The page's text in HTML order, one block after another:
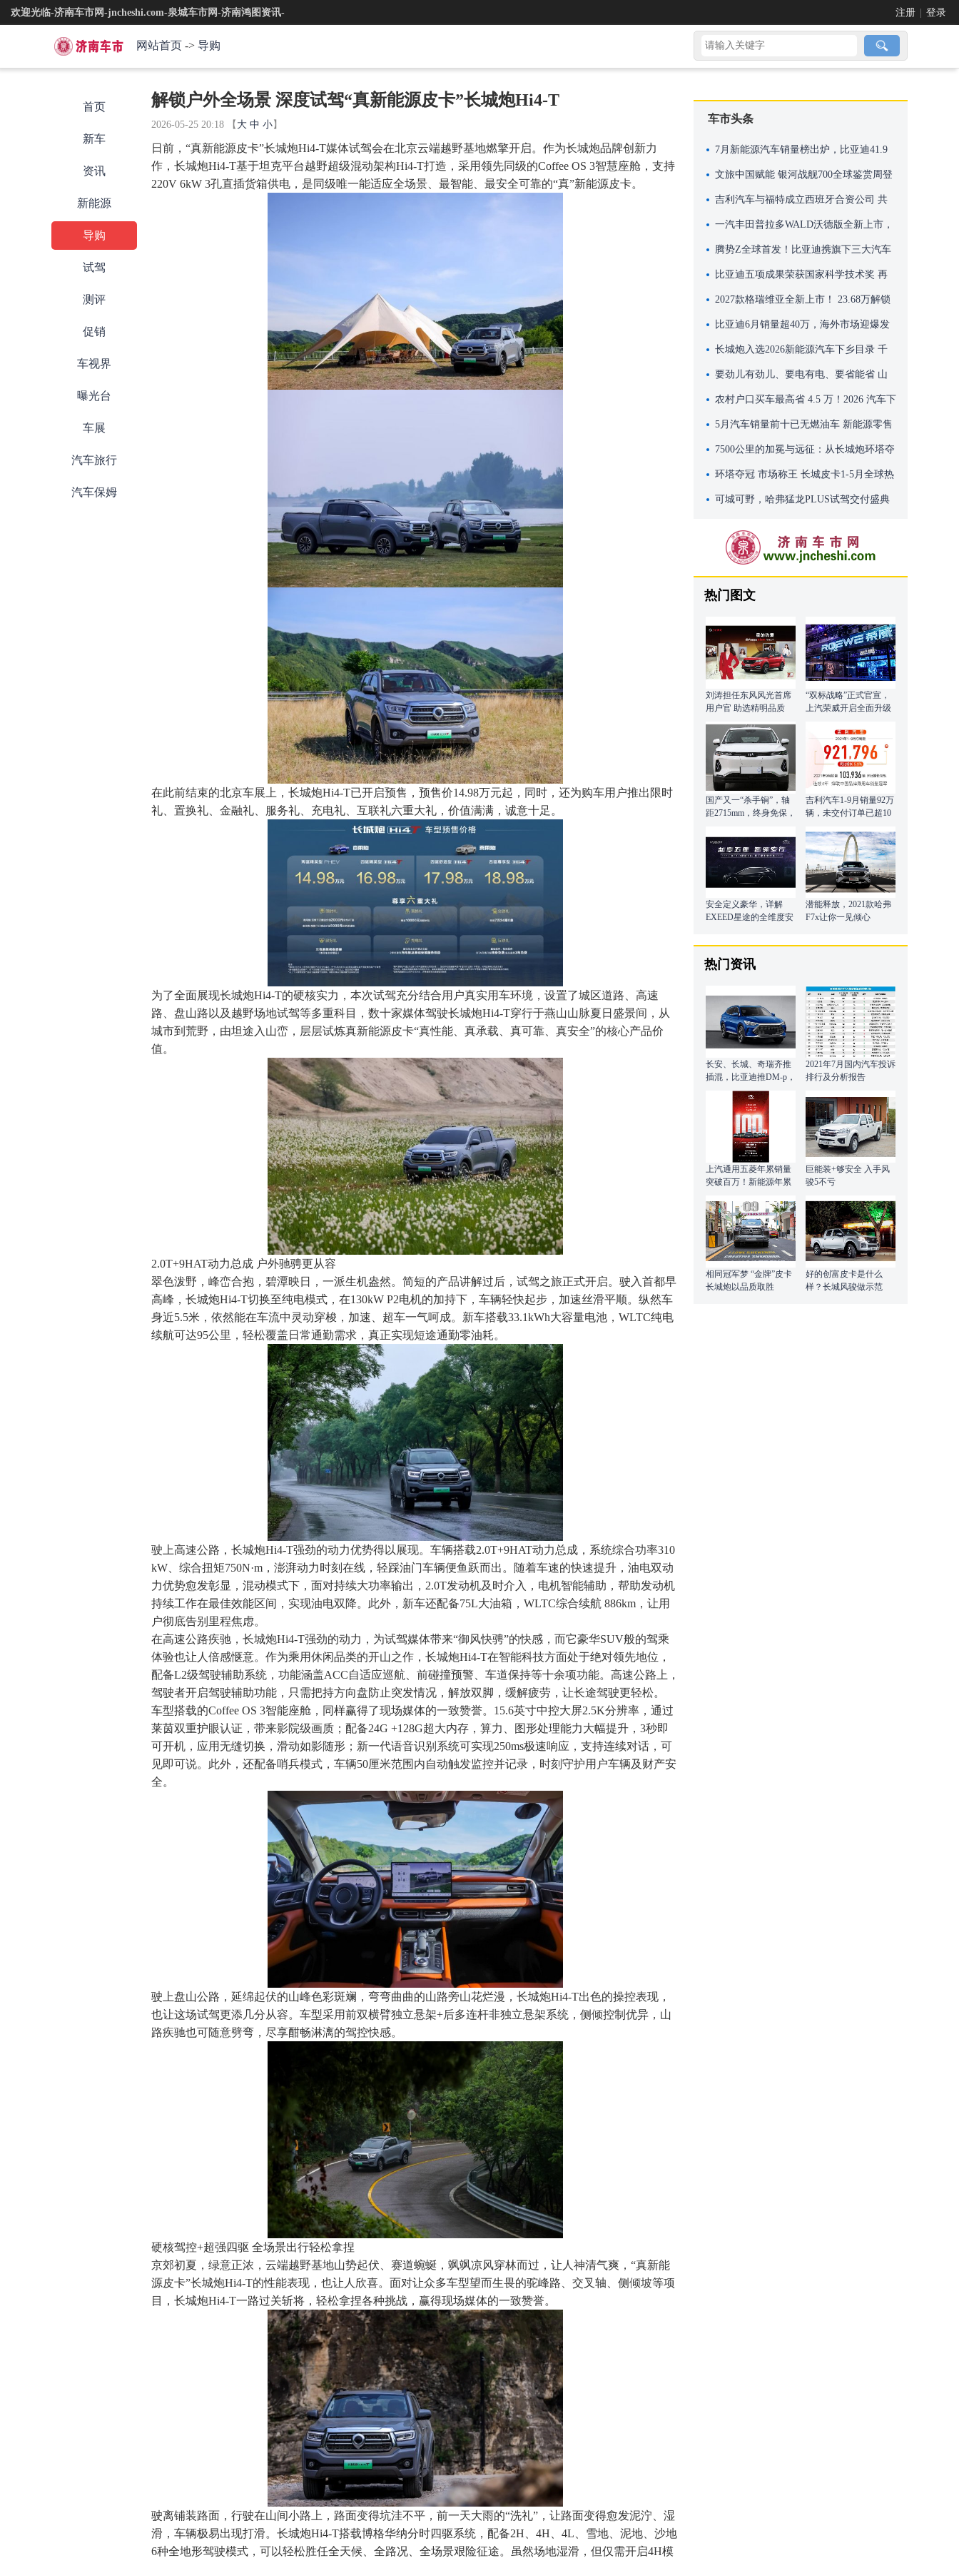
欢迎光临-济南车市网-jncheshi.com-泉城车市网-济南鸿图资讯- 注册 登录
网站首页 -> 导购
首页
新车
资讯
新能源
导购
试驾
测评
促销
车视界
曝光台
车展
汽车旅行
汽车保姆
解锁户外全场景 深度试驾“真新能源皮卡”长城炮Hi4-T
2026-05-25 20:18 【 大 中 小 】
日前，“真新能源皮卡”长城炮Hi4-T媒体试驾会在北京云端越野基地燃擎开启。作为长城炮品牌创新力
作，长城炮Hi4-T基于坦克平台越野超级混动架构Hi4-T打造，采用领先同级的Coffee OS 3智慧座舱，支持
220V 6kW 3孔直插货箱供电，是同级唯一能适应全场景、最智能、最安全可靠的“真”新能源皮卡。
在此前结束的北京车展上，长城炮Hi4-T已开启预售，预售价14.98万元起，同时，还为购车用户推出限时
礼、置换礼、金融礼、服务礼、充电礼、互联礼六重大礼，价值满满，诚意十足。
为了全面展现长城炮Hi4-T的硬核实力，本次试驾充分结合用户真实用车环境，设置了城区道路、高速
路、盘山路以及越野场地试驾等多重科目，数十家媒体驾驶长城炮Hi4-T穿行于燕山山脉夏日盛景间，从
城市到荒野，由坦途入山峦，层层试炼真新能源皮卡“真性能、真承载、真可靠、真安全”的核心产品价
值。
2.0T+9HAT动力总成 户外驰骋更从容
翠色泼野，峰峦合抱，碧潭映日，一派生机盎然。简短的产品讲解过后，试驾之旅正式开启。驶入首都早
高峰，长城炮Hi4-T切换至纯电模式，在130kW P2电机的加持下，车辆轻快起步，加速丝滑平顺。纵然车
身近5.5米，依然能在车流中灵动穿梭，加速、超车一气呵成。新车搭载33.1kWh大容量电池，WLTC纯电
续航可达95公里，轻松覆盖日常通勤需求，真正实现短途通勤零油耗。
驶上高速公路，长城炮Hi4-T强劲的动力优势得以展现。车辆搭载2.0T+9HAT动力总成，系统综合功率310
kW、综合扭矩750N·m，澎湃动力时刻在线，轻踩油门车辆便鱼跃而出。随着车速的快速提升，油电双动
力优势愈发彰显，混动模式下，面对持续大功率输出，2.0T发动机及时介入，电机智能辅助，帮助发动机
持续工作在最佳效能区间，实现油电双降。此外，新车还配备75L大油箱，WLTC综合续航 886km，让用
户彻底告别里程焦虑。
在高速公路疾驰，长城炮Hi4-T强劲的动力，为试驾媒体带来“御风快骋”的快感，而它豪华SUV般的驾乘
体验也让人倍感惬意。作为乘用休闲品类的开山之作，长城炮Hi4-T在智能科技方面处于绝对领先地位，
配备L2级驾驶辅助系统，功能涵盖ACC自适应巡航、前碰撞预警、车道保持等十余项功能。高速公路上，
驾驶者开启驾驶辅助功能，只需把持方向盘防止突发情况，解放双脚，缓解疲劳，让长途驾驶更轻松。
车型搭载的Coffee OS 3智能座舱，同样赢得了现场媒体的一致赞誉。15.6英寸中控大屏2.5K分辨率，通过
莱茵双重护眼认证，带来影院级画质；配备24G +128G超大内存，算力、图形处理能力大幅提升，3秒即
可开机，应用无缝切换，滑动如影随形；新一代语音识别系统可实现250ms极速响应，支持连续对话，可
见即可说。此外，还配备哨兵模式，车辆50厘米范围内自动触发监控并记录，时刻守护用户车辆及财产安
全。
驶上盘山公路，延绵起伏的山峰色彩斑斓，弯弯曲曲的山路旁山花烂漫，长城炮Hi4-T出色的操控表现，
也让这场试驾更添几分从容。车型采用前双横臂独立悬架+后多连杆非独立悬架系统，侧倾控制优异，山
路疾驰也可随意劈弯，尽享酣畅淋漓的驾控快感。
硬核驾控+超强四驱 全场景出行轻松拿捏
京郊初夏，绿意正浓，云端越野基地山势起伏、赛道蜿蜒，飒飒凉风穿林而过，让人神清气爽，“真新能
源皮卡”长城炮Hi4-T的性能表现，也让人欣喜。面对让众多车型望而生畏的驼峰路、交叉轴、侧倾坡等项
目，长城炮Hi4-T一路过关斩将，轻松拿捏各种挑战，赢得现场媒体的一致赞誉。
驶离铺装路面，行驶在山间小路上，路面变得坑洼不平，前一天大雨的“洗礼”，让路面变得愈发泥泞、湿
滑，车辆极易出现打滑。长城炮Hi4-T搭载博格华纳分时四驱系统，配备2H、4H、4L、雪地、泥地、沙地
6种全地形驾驶模式，可以轻松胜任全天候、全路况、全场景艰险征途。虽然场地湿滑，但仅需开启4H模
车市头条
7月新能源汽车销量榜出炉，比亚迪41.9
万辆稳居榜首
文旅中国赋能 银河战舰700全球鉴赏周登
陆米兰
吉利汽车与福特成立西班牙合资公司 共
享瓦伦西亚工厂产能进行本地化生产
一汽丰田普拉多WALD沃德版全新上市，
机甲风格，硬核来袭！
腾势Z全球首发！比亚迪携旗下三大汽车
品牌再次亮相英国古德伍德速度节
比亚迪五项成果荣获国家科学技术奖 再
创历史新高
2027款格瑞维亚全新上市！ 23.68万解锁
百万级移动座舱
比亚迪6月销量超40万，海外市场迎爆发
式增长
长城炮入选2026新能源汽车下乡目录 千
万别错过这波国家专属福利
要劲儿有劲儿、要电有电、要省能省 山
海炮Hi4-T带你嗨玩端午假期
农村户口买车最高省 4.5 万！2026 汽车下
乡补贴全攻略
5月汽车销量前十已无燃油车 新能源零售
渗透率62.9%
7500公里的加冕与远征：从长城炮环塔夺
冠，看中国皮卡向上突破的雄心
环塔夺冠 市场称王 长城皮卡1-5月全球热
销78500辆
可城可野，哈弗猛龙PLUS试驾交付盛典
热门图文
刘涛担任东风风光首席
用户官 助选精明品质
“双标战略”正式官宣，
上汽荣威开启全面升级
国产又一“杀手锏”，轴
距2715mm，终身免保，
吉利汽车1-9月销量92万
辆，未交付订单已超10
安全定义豪华，详解
EXEED星途的全维度安
潜能释放，2021款哈弗
F7x让你一见倾心
热门资讯
长安、长城、奇瑞齐推
插混，比亚迪推DM-p，
谁会火？
2021年7月国内汽车投诉
排行及分析报告
上汽通用五菱年累销量
突破百万！新能源年累
巨能装+够安全 入手风
骏5不亏
相同冠军梦 “金牌”皮卡
长城炮以品质取胜
好的创富皮卡是什么
样？长城风骏做示范